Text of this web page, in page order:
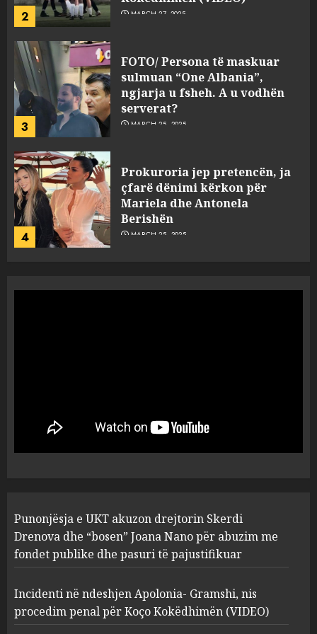
2 MARCH 27, 2025
3
FOTO/ Persona të maskuar
sulmuan “One Albania”,
ngjarja u fsheh. A u vodhën
serverat?
MARCH 25, 2025
4
Prokuroria jep pretencën, ja
çfarë dënimi kërkon për
Mariela dhe Antonela
Berishën
MARCH 25, 2025
1
“bosen” Joana Nano për
abuzim me fondet publike dhe
pasuri të pajustifikuar
2
Apolonia- Gramshi, nis
procedim penal për Koço
Kokëdhimën (VIDEO)
MARCH 27, 2025
FOTO/ Persona të maskuar
sulmuan “One Albania”,
Punonjësja e UKT akuzon drejtorin Skerdi
Drenova dhe “bosen” Joana Nano për abuzim me
fondet publike dhe pasuri të pajustifikuar
Incidenti në ndeshjen Apolonia- Gramshi, nis
procedim penal për Koço Kokëdhimën (VIDEO)